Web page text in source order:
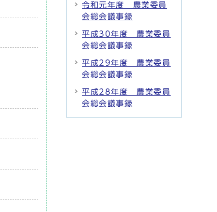
令和元年度 農業委員
会総会議事録
平成30年度 農業委員
会総会議事録
平成29年度 農業委員
会総会議事録
平成28年度 農業委員
会総会議事録